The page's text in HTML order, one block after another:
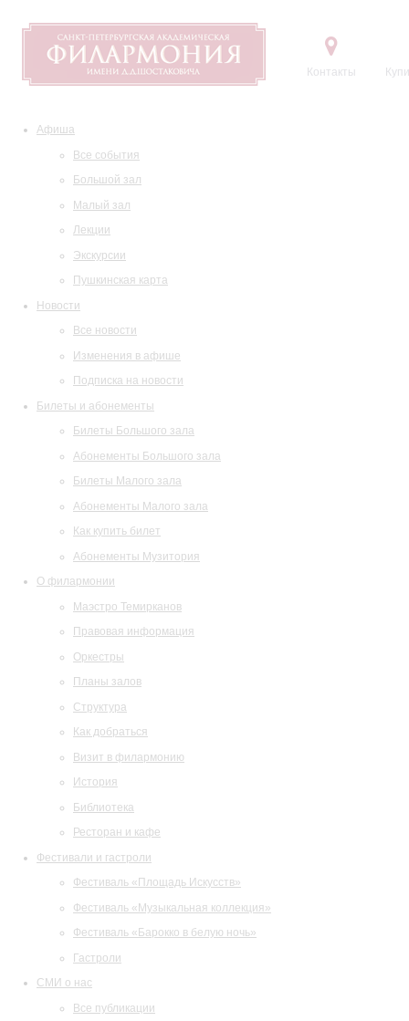
Контакты
Афиша
Все события
Большой зал
Малый зал
Лекции
Экскурсии
Пушкинская карта
Новости
Все новости
Изменения в афише
Подписка на новости
Билеты и абонементы
Билеты Большого зала
Абонементы Большого зала
Билеты Малого зала
Абонементы Малого зала
Как купить билет
Абонементы Музитория
О филармонии
Маэстро Темирканов
Правовая информация
Оркестры
Планы залов
Структура
Как добраться
Визит в филармонию
История
Библиотека
Ресторан и кафе
Фестивали и гастроли
Фестиваль «Площадь Искусств»
Фестиваль «Музыкальная коллекция»
Фестиваль «Барокко в белую ночь»
Гастроли
СМИ о нас
Все публикации